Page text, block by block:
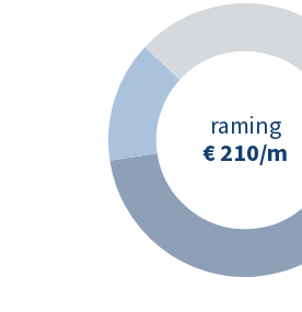
raming
€ 210/m